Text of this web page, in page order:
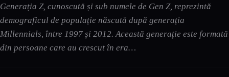
Generația Z, cunoscută și sub numele de Gen Z, reprezintă
demograficul de populație născută după generația
Millennials, între 1997 și 2012. Această generație este formată
din persoane care au crescut în era…